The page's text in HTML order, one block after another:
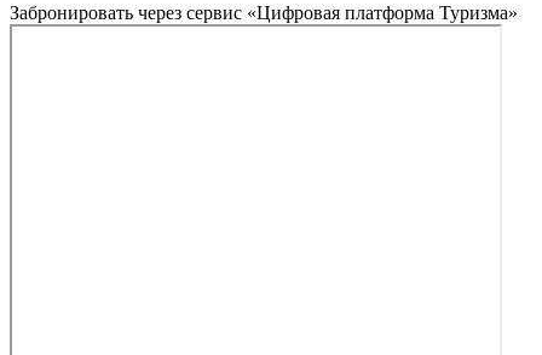
Забронировать через сервис «Цифровая платформа Туризма»